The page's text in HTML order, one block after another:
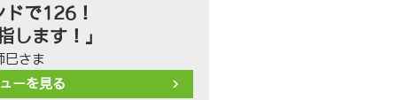
ドで126！
します！」
巳さま
ーを見る